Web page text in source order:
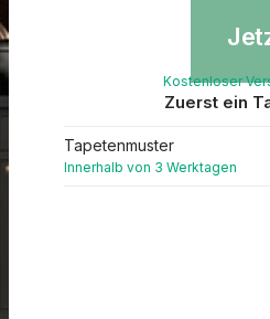
Kostenloser
Zuerst ein
Tapetenmuster
Innerhalb von 3 Werktagen